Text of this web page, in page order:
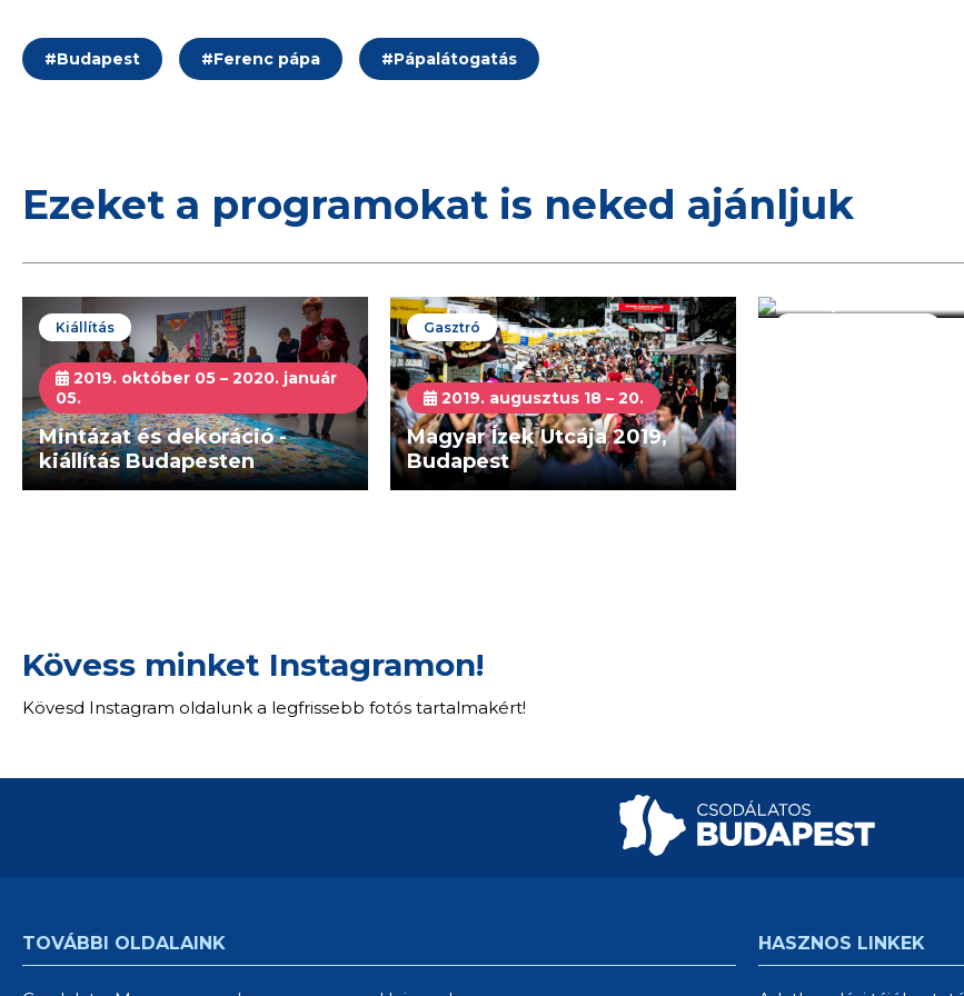
#Budapest #Ferenc pápa #Pápalátogatás
Ezeket a programokat is neked ajánljuk
Kiállítás
2019. október 05 – 2020. január
05.
Mintázat és dekoráció -
kiállítás Budapesten
Gasztró
2019. augusztus 18 – 20.
Magyar Ízek Utcája 2019,
Budapest
Budapest
Kövess minket Instagramon!
Kövesd Instagram oldalunk a legfrissebb fotós tartalmakért!
TOVÁBBI OLDALAINK HASZNOS LINKEK